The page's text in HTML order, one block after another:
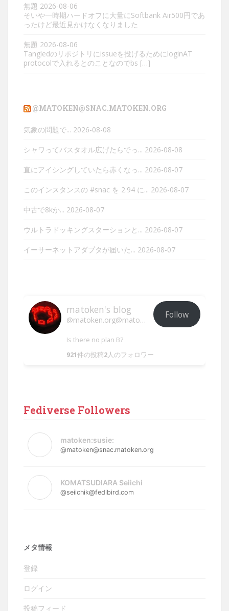
無題 2026-08-06
そいや一時期ハードオフに大量にSoftbank Air500円であ
ったけど最近見かけなくなりました
無題 2026-08-06
Tangledのリポジトリにissueを投げるためにloginAT
protocolで入れるとのことなのでbs […]
@MATOKEN@SNAC.MATOKEN.ORG
気象の問題で... 2026-08-08
シャワってバスタオル広げたらでっ... 2026-08-08
直にアイシングしていたら赤くなっ... 2026-08-07
このインスタンスの #snac を 2.94 に... 2026-08-07
中古で8kか... 2026-08-07
ウルトラドッキングスターションと... 2026-08-07
イーサーネットアダプタが届いた... 2026-08-07
matoken's blog
@matoken.org@matoken.org
Follow
Is there no plan B?
921件の投稿2人のフォロワー
Fediverse Followers
matoken:susie:
@matoken@snac.matoken.org
KOMATSUDIARA Seiichi
@seiichik@fedibird.com
メタ情報
登録
ログイン
投稿フィード